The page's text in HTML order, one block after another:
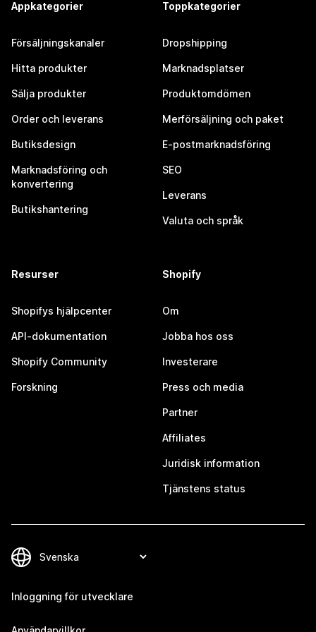
Appkategorier
Försäljningskanaler
Hitta produkter
Sälja produkter
Order och leverans
Butiksdesign
Marknadsföring och
konvertering
Butikshantering
Toppkategorier
Dropshipping
Marknadsplatser
Produktomdömen
Merförsäljning och paket
E-postmarknadsföring
SEO
Leverans
Valuta och språk
Resurser
Shopifys hjälpcenter
API-dokumentation
Shopify Community
Forskning
Shopify
Om
Jobba hos oss
Investerare
Press och media
Partner
Affiliates
Juridisk information
Tjänstens status
Inloggning för utvecklare